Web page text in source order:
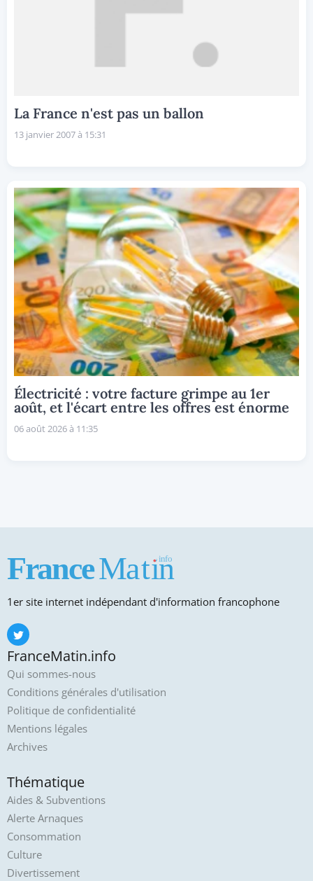
La France n'est pas un ballon
13 janvier 2007 à 15:31
Électricité : votre facture grimpe au 1er
août, et l'écart entre les offres est énorme
06 août 2026 à 11:35
1er site internet indépendant d'information francophone
FranceMatin.info
Qui sommes-nous
Conditions générales d'utilisation
Politique de confidentialité
Mentions légales
Archives
Thématique
Aides & Subventions
Alerte Arnaques
Consommation
Culture
Divertissement